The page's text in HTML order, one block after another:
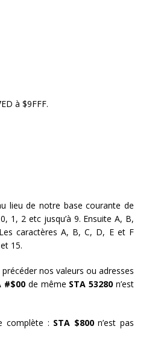
à $9FFF.
lieu de notre base courante de
1, 2 etc jusqu’à 9. Ensuite A, B,
caractères A, B, C, D, E et F
15.
nos valeurs ou adresses
#$00de même STA 53280 n’est
complète : STA $800n’est pas